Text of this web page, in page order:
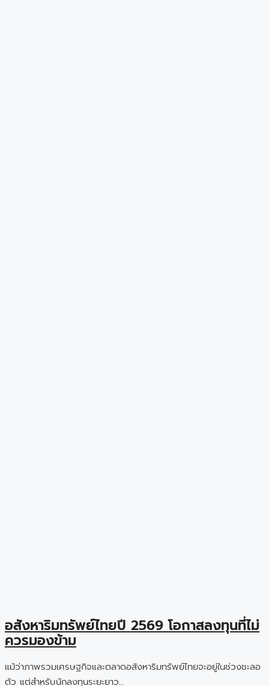
อสังหาริมทรัพย์ไทยปี 2569 โอกาสลงทุนที่ไม่
ควรมองข้าม
แม้ว่าภาพรวมเศรษฐกิจและตลาดอสังหาริมทรัพย์ไทยจะอยู่ในช่วงชะลอ
ตัว แต่สำหรับนักลงทุนระยะยาว...